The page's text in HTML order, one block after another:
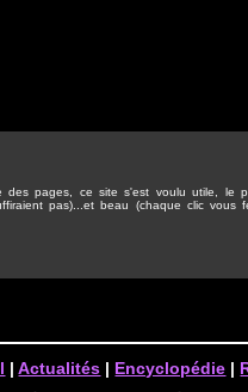
des pages, ce site s'est voulu utile, le
pas)...et beau (chaque clic vous
|Actualités | Encyclopédie |